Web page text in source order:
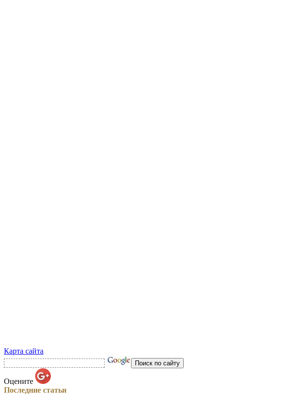
Карта сайта
Оцените
Последние статьи